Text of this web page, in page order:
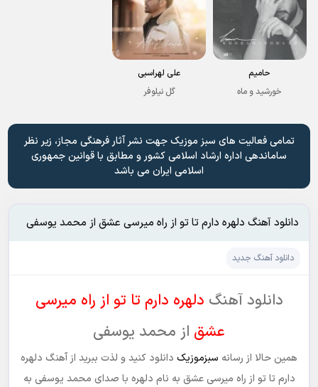
حامیم
خورشید و ماه
علی لهراسبی
گل نیلوفر
تمامی فعالیت های سبز موزیک جهت نشر آثار فرهنگی مجاز، زیر نظر
ساماندهی اداره ارشاد اسلامی کشور و مطابق با قوانین جمهوری
اسلامی ایران می باشد
دانلود آهنگ دلهره دارم تا تو از راه میرسی عشق از محمد یوسفی
دانلود آهنگ جدید
دانلود آهنگ دلهره دارم تا تو از راه میرسی
عشق از محمد یوسفی
همین حالا از رسانه سبزموزیک دانلود کنید و لذت ببرید از آهنگ دلهره
دارم تا تو از راه میرسی عشق به نام دلهره با صدای محمد یوسفی به